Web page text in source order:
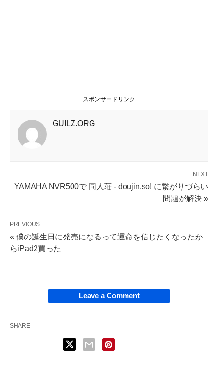
スポンサードリンク
GUILZ.ORG
NEXT
YAMAHA NVR500で 同人荘 - doujin.so! に繋がりづらい
問題が解決 »
PREVIOUS
« 僕の誕生日に発売になるって運命を信じたくなったか
らiPad2買った
Leave a Comment
SHARE